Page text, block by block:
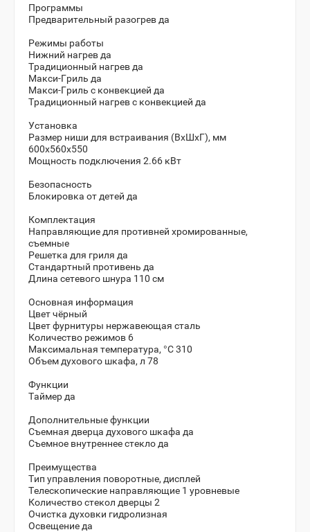
Программы
Предварительный разогрев да
Режимы работы
Нижний нагрев да
Традиционный нагрев да
Макси-Гриль да
Макси-Гриль с конвекцией да
Традиционный нагрев с конвекцией да
Установка
Размер ниши для встраивания (ВхШхГ), мм
600х560х550
Мощность подключения 2.66 кВт
Безопасность
Блокировка от детей да
Комплектация
Направляющие для противней хромированные,
съемные
Решетка для гриля да
Стандартный противень да
Длина сетевого шнура 110 см
Основная информация
Цвет чёрный
Цвет фурнитуры нержавеющая сталь
Количество режимов 6
Максимальная температура, °C 310
Объем духового шкафа, л 78
Функции
Таймер да
Дополнительные функции
Съемная дверца духового шкафа да
Съемное внутреннее стекло да
Преимущества
Тип управления поворотные, дисплей
Телескопические направляющие 1 уровневые
Количество стекол дверцы 2
Очистка духовки гидролизная
Освещение да